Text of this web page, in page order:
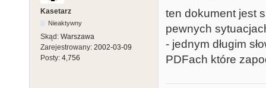
Kasetarz
Nieaktywny
Skąd: Warszawa
Zarejestrowany: 2002-03-09
Posty: 4,756
ten dokument jest
pewnych
- jednym długim
PDFach które